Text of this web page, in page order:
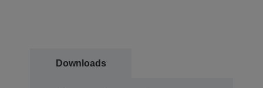
Downloads